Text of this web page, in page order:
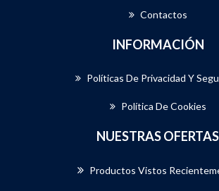
Contactos
INFORMACIÓN
Políticas De Privacidad Y
Política De Cookies
NUESTRAS OFERTAS
Productos Vistos